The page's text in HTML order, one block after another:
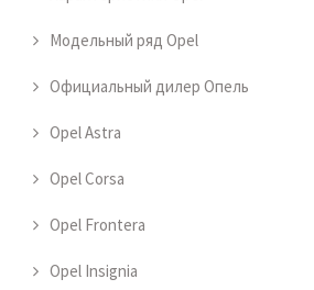
Модельный ряд Opel
Официальный дилер Опель
Opel Astra
Opel Corsa
Opel Frontera
Opel Insignia